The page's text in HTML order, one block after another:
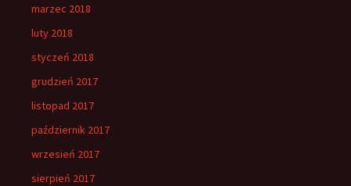
marzec 2018
luty 2018
styczeń 2018
grudzień 2017
listopad 2017
październik 2017
wrzesień 2017
sierpień 2017